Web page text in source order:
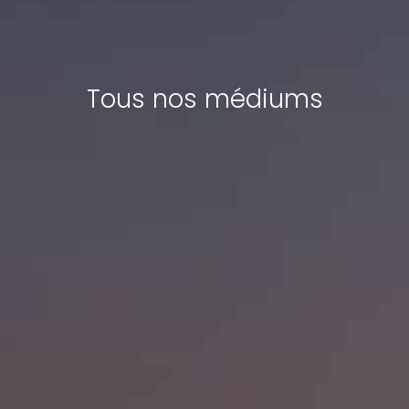
Tous nos médiums